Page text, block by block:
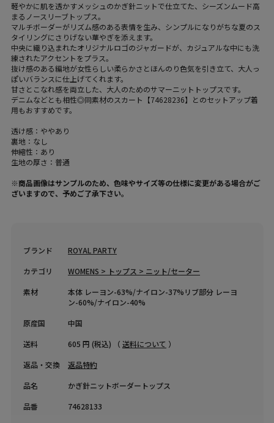
軽やかに肌を透かすメッシュのかぎ針ニットで仕立てた、シーズンムード高
まるノースリーブトップス。
マルチボーダーがリズム感のある表情を生み、シンプルになりがちな夏のス
タイリングにさりげない華やぎを添えます。
中央に織り込まれたオリジナルロゴのジャガードが、カジュアルな中にも洗
練されたアクセントをプラス。
抜け感のある編地が女性らしい柔らかさとほんのり色気を引き立て、大人っ
ぽいバランスに仕上げてくれます。
甘さとこなれ感を両立した、大人のためのサマーニットトップスです。
デニムなどとも相性◎同素材のスカート【74628236】とのセットアップ着
用もおすすめです。
透け感：ややあり
裏地：なし
伸縮性：あり
生地の厚さ：普通
※商品画像はサンプルのため、色味やサイズ等の仕様に変更がある場合がご
ざいますので、予めご了承下さい。
ブランド
ROYAL PARTY
カテゴリ
WOMENS > トップス > ニット/セーター
素材
本体 レーヨン-63%/ナイロン-37%リブ部分 レーヨ
ン-60%/ナイロン-40%
原産国
中国
送料
605 円 (税込) （ 送料について ）
返品・交換
返品特約
品名
かぎ針ニットボーダートップス
品番
74628133